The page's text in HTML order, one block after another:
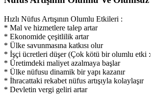
Hızlı Nüfus Artışının Olumlu Etkileri :
* Mal ve hizmetlere talep artar
* Ekonomide çeşitlilik artar
* Ülke savunmasına katkısı olur
* İşçi ücretleri düşer (Çok kötü bir olumlu etki
* Üretimdeki maliyet azalmaya başlar
* Ülke nüfusu dinamik bir yapı kazanır
* İhracattaki rekabet nüfus artışıyla kolaylaşır
* Devletin vergi geliri artar